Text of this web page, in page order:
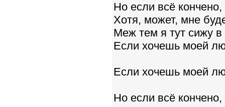
Но если всё
Хотя, может, мне
Меж тем я тут сижу
Если хочешь моей
Если хочешь моей
Но если всё